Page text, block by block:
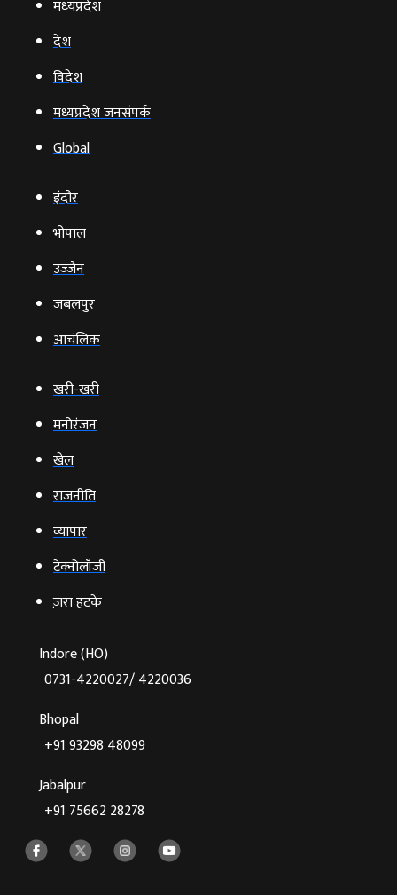
मध्‍यप्रदेश
देश
विदेश
मध्यप्रदेश जनसंपर्क
Global
इंदौर
भोपाल
उज्‍जैन
जबलपुर
आचंलिक
खरी-खरी
मनोरंजन
खेल
राजनीति
व्‍यापार
टेक्‍नोलॉजी
ज़रा हटके
Indore (HO)
0731-4220027/ 4220036
Bhopal
+91 93298 48099
Jabalpur
+91 75662 28278